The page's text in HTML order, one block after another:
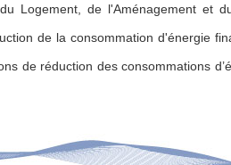
Logement, de l'Aménagement et
de la consommation d'énergie
de réduction des consommations